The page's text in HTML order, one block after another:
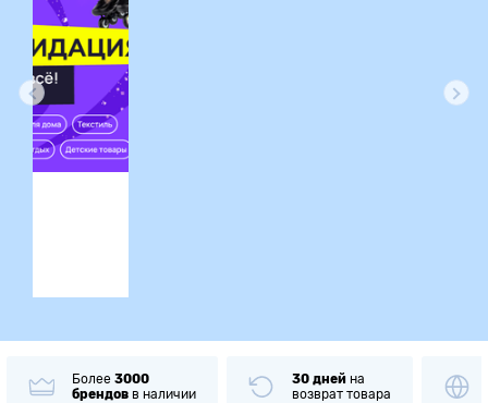
Более 3000
брендов в наличии
30 дней на
возврат товара